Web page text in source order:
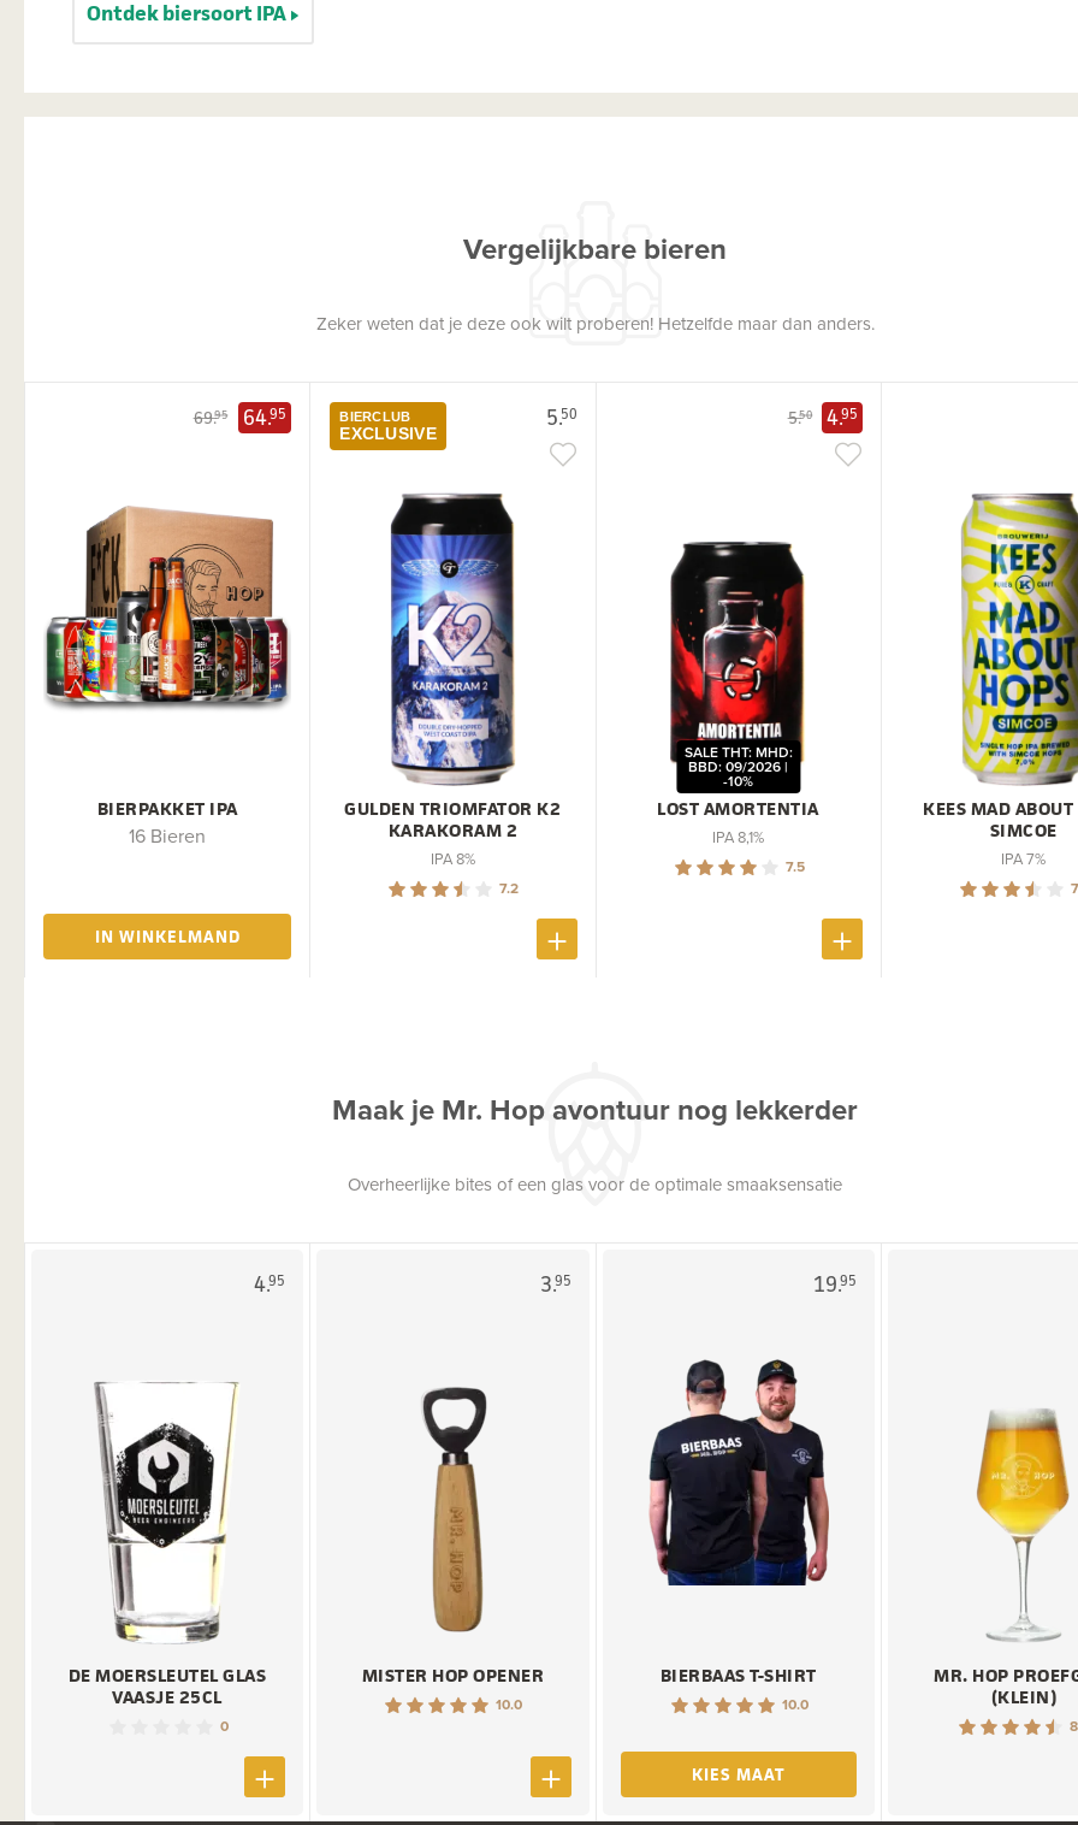
Ontdek biersoort IPA
Vergelijkbare bieren
Zeker weten dat je deze ook wilt proberen! Hetzelfde maar dan anders.
69.95 64.95
BIERPAKKET IPA
16 Bieren
IN WINKELMAND
5.50
BIERCLUB
EXCLUSIVE
GULDEN TRIOMFATOR K2
KARAKORAM 2
IPA 8%
7.2
5.50 4.95
LOST AMORTENTIA
SALE THT: MHD:
BBD: 09/2026 |
-10%
IPA 8,1%
7.5
KEES MAD ABOUT
SIMCOE
IPA 7%
Maak je Mr. Hop avontuur nog lekkerder
Overheerlijke bites of een glas voor de optimale smaaksensatie
4.95
DE MOERSLEUTEL GLAS
VAASJE 25CL
0
3.95
MISTER HOP OPENER
10.0
19.95
BIERBAAS T-SHIRT
10.0
KIES MAAT
MR. HOP
(KLEIN)